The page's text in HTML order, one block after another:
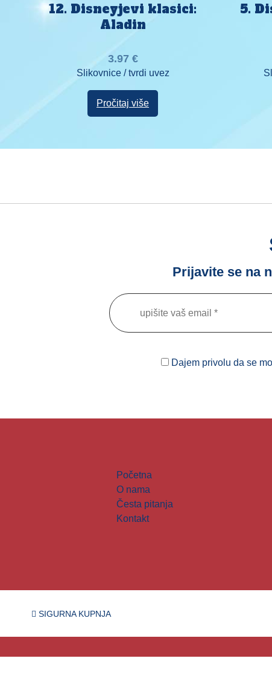
12. Disneyjevi klasici:
Aladin
3.97 €
Slikovnice / tvrdi uvez
Pročitaj više
5.
Prijavite se na
Dajem privolu da se
Početna
O nama
Česta pitanja
Kontakt
SIGURNA KUPNJA